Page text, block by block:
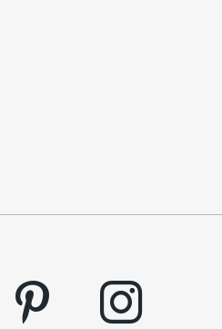
pinterest instagram